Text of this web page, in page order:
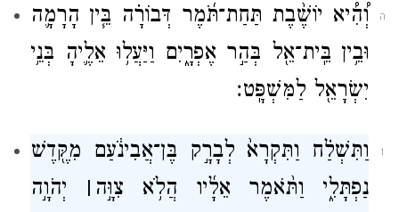
ה
וְ֠הִ֠יא יוֹשֶׁ֨בֶת תַּחַת־תֹּ֜מֶר דְּבוֹרָ֗ה בֵּ֧ין הָרָמָ֛ה
וּבֵ֥ין בֵּֽית־אֵ֖ל בְּהַ֣ר אֶפְרָ֑יִם וַיַּעֲל֥וּ אֵלֶ֛יהָ בְּנֵ֥י
יִשְׂרָאֵ֖ל לַמִּשְׁפָּֽט׃
ו
וַתִּשְׁלַ֗ח וַתִּקְרָא֙ לְבָרָ֣ק בֶּן־אֲבִינֹ֔עַם מִקֶּ֖דֶשׁ
נַפְתָּלִ֑י וַתֹּ֨אמֶר אֵלָ֜יו הֲלֹ֥א צִוָּ֣ה ׀
יְהֹוָ֣ה